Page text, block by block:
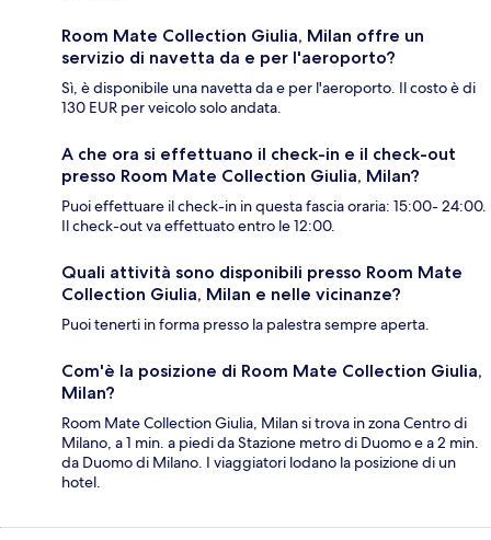
Room Mate Collection Giulia, Milan offre un
servizio di navetta da e per l'aeroporto?
Sì, è disponibile una navetta da e per l'aeroporto. Il costo è di
130 EUR per veicolo solo andata.
A che ora si effettuano il check-in e il check-out
presso Room Mate Collection Giulia, Milan?
Puoi effettuare il check-in in questa fascia oraria: 15:00- 24:00.
Il check-out va effettuato entro le 12:00.
Quali attività sono disponibili presso Room Mate
Collection Giulia, Milan e nelle vicinanze?
Puoi tenerti in forma presso la palestra sempre aperta.
Com'è la posizione di Room Mate Collection Giulia,
Milan?
Room Mate Collection Giulia, Milan si trova in zona Centro di
Milano, a 1 min. a piedi da Stazione metro di Duomo e a 2 min.
da Duomo di Milano. I viaggiatori lodano la posizione di un
hotel.